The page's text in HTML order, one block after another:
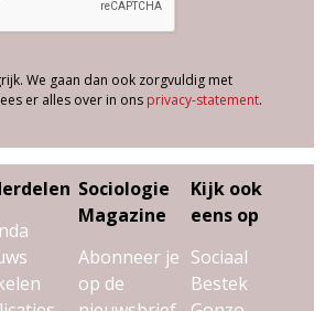
We gaan dan ook zorgvuldig met
er alles over in ons privacy-statement.
Sociologie
Magazine
Abonneer je
op de
Kijk ook
eens op
Sociaal
Bestek